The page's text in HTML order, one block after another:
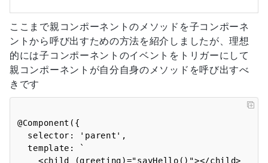
  sayHello() {
    window.alert('Hello!');
  }
}
ここまで親コンポーネントのメソッドを子コンポーネ
ントから呼び出すための方法を紹介しましたが、理想
的には子コンポーネントのイベントをトリガーにして
親コンポーネントが自分自身のメソッドを呼び出すべ
きです
@Component({
  template: `